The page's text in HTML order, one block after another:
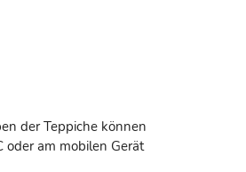
der Teppiche können
oder am mobilen Gerät